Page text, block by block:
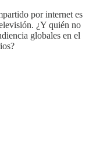
por internet es
¿Y quién no
globales en el